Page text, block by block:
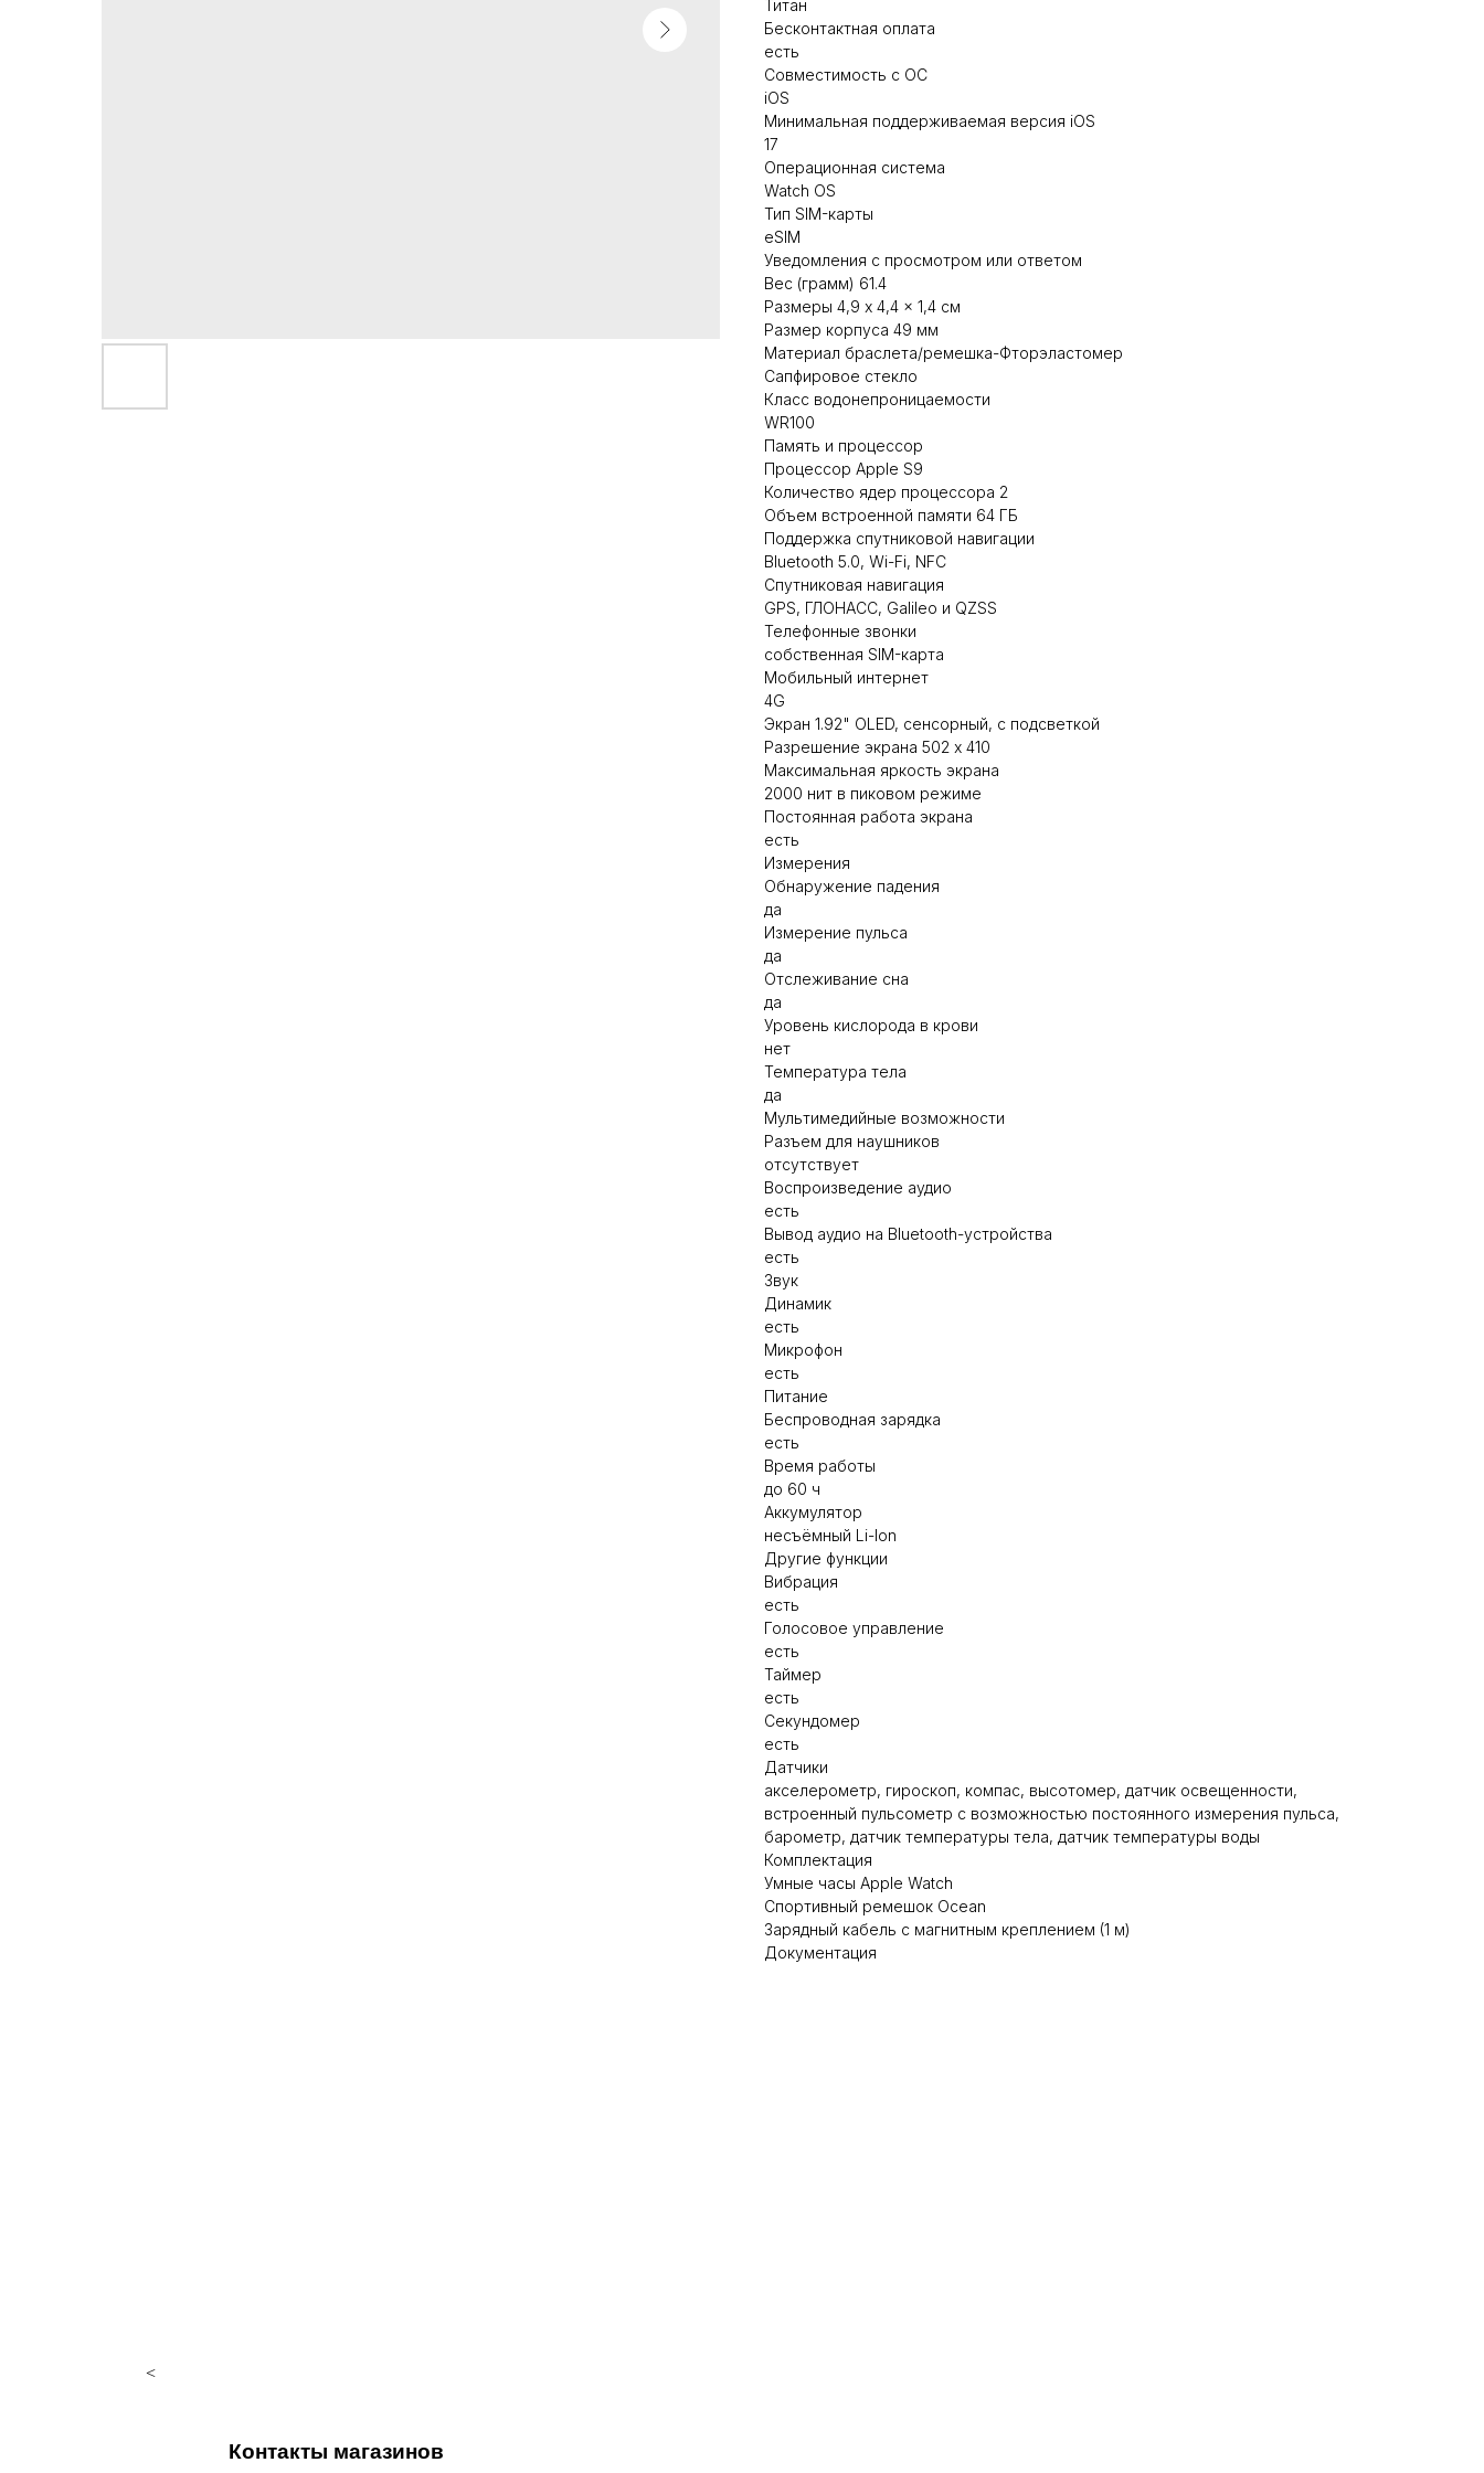
Титан
Бесконтактная оплата
есть
Совместимость с ОС
iOS
Минимальная поддерживаемая версия iOS
17
Операционная система
Watch OS
Тип SIM-карты
eSIM
Уведомления с просмотром или ответом
Вес (грамм) 61.4
Размеры 4,9 x 4,4 x 1,4 см
Размер корпуса 49 мм
Материал браслета/ремешка-Фторэластомер
Сапфировое стекло
Класс водонепроницаемости
WR100
Память и процессор
Процессор Apple S9
Количество ядер процессора 2
Объем встроенной памяти 64 ГБ
Поддержка спутниковой навигации
Bluetooth 5.0, Wi-Fi, NFC
Спутниковая навигация
GPS, ГЛОНАСС, Galileo и QZSS
Телефонные звонки
собственная SIM-карта
Мобильный интернет
4G
Экран 1.92" OLED, сенсорный, с подсветкой
Разрешение экрана 502 x 410
Максимальная яркость экрана
2000 нит в пиковом режиме
Постоянная работа экрана
есть
Измерения
Обнаружение падения
да
Измерение пульса
да
Отслеживание сна
да
Уровень кислорода в крови
нет
Температура тела
да
Мультимедийные возможности
Разъем для наушников
отсутствует
Воспроизведение аудио
есть
Вывод аудио на Bluetooth-устройства
есть
Звук
Динамик
есть
Микрофон
есть
Питание
Беспроводная зарядка
есть
Время работы
до 60 ч
Аккумулятор
несъёмный Li-Ion
Другие функции
Вибрация
есть
Голосовое управление
есть
Таймер
есть
Секундомер
есть
Датчики
акселерометр, гироскоп, компас, высотомер, датчик освещенности,
встроенный пульсометр с возможностью постоянного измерения пульса,
барометр, датчик температуры тела, датчик температуры воды
Комплектация
Умные часы Apple Watch
Спортивный ремешок Ocean
Зарядный кабель с магнитным креплением (1 м)
Документация
<
Контакты магазинов